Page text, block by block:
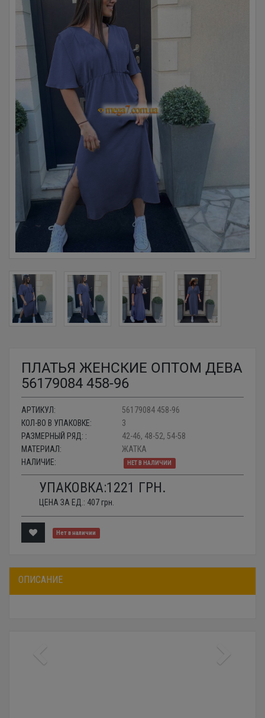
ПЛАТЬЯ ЖЕНСКИЕ ОПТОМ ДЕВА
56179084 458-96
АРТИКУЛ:
56179084 458-96
КОЛ-ВО В УПАКОВКЕ:
3
РАЗМЕРНЫЙ РЯД: :
42-46, 48-52, 54-58
МАТЕРИАЛ:
ЖАТКА
НАЛИЧИЕ:
НЕТ В НАЛИЧИИ
УПАКОВКА:1221 ГРН.
ЦЕНА ЗА ЕД.: 407 грн.
Нет в наличии
ОПИСАНИЕ